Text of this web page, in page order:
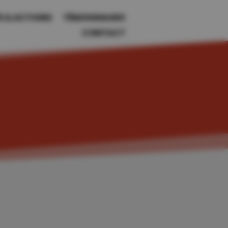
& ACTIONS
TÉMOIGNAGES
CONTACT